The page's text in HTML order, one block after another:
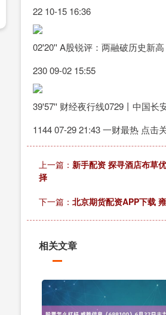
22 10-15 16:36
02'20'' A股锐评：两融破历史新
230 09-02 15:55
39'57'' 财经夜行线0729丨中国长
1144 07-29 21:43 一财最热 点击
上一篇： 新手配资 探寻酒店布草
择
下一篇： 北京期货配资APP下载
相关文章